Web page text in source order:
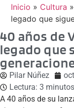
Inicio » Cultura »
legado que
40 años de
legado que
Pilar Núñez
Lectura: 3 minutos
A 40 años de su